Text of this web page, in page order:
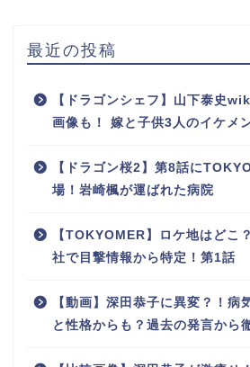
最近の投稿
【ドラゴンシェフ】山下泰史
画像も！ 嫁と子供3人のイケメ
【ドラゴン桜2】第8話に
場！岩崎楓が運ばれた病院
【TOKYOMER】ロケ地はどこ
社で目撃情報から特定！第1話
【動画】深田恭子に異変？！病
と性格からも？過去の発言から